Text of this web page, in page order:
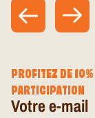
PROFITEZ DE
PARTICIPATION
Votre e-mail